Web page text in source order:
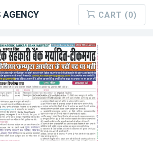
AGENCY CART (0)